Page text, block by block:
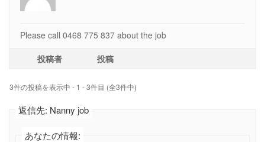
Please call 0468 775 837 about the job
投稿者
投稿
3件の投稿を表示中 - 1 - 3件目 (全3件中)
返信先: Nanny job
あなたの情報: